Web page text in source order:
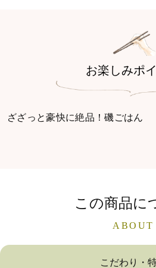
お楽しみポ
ざざっと豪快に絶品！磯ごはん
この商品に
ABOUT
こだわり・